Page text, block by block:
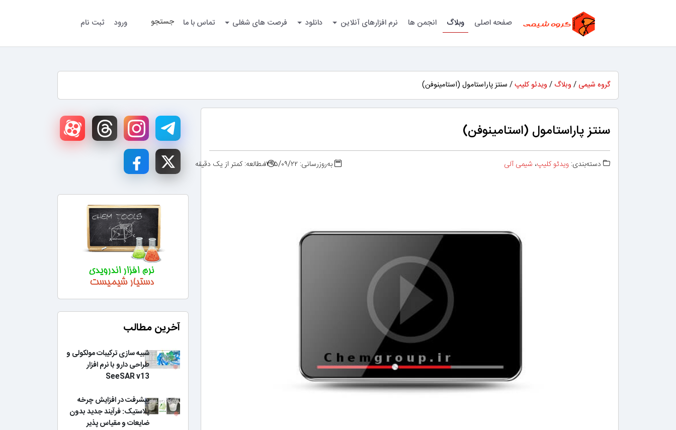
صفحه اصلی وبلاگ انجمن ها نرم افزارهای آنلاین دانلود فرصت های شغلی تماس با ما جستجو ورود ثبت نام
گروه شیمی / وبلاگ / ویدئو کلیپ/ سنتز پاراستامول (استامینوفن)
سنتز پاراستامول (استامینوفن)
دسته‌بندی: ویدئو کلیپ، شیمی آلی به‌روزرسانی: ۱۳۹۵/۰۹/۲۲ مطالعه: کمتر از یک دقیقه
آخرین مطالب
شبیه سازی ترکیبات مولکولی و
طراحی دارو با نرم افزار
SeeSAR v13
پیشرفت در افزایش چرخه
پلاستیک: فرآیند جدید بدون
ضایعات و مقیاس پذیر